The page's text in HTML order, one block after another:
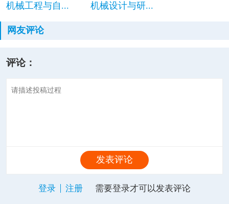
机械工程与自...
机械设计与研...
网友评论
评论：
发表评论
登录 注册 需要登录才可以发表评论